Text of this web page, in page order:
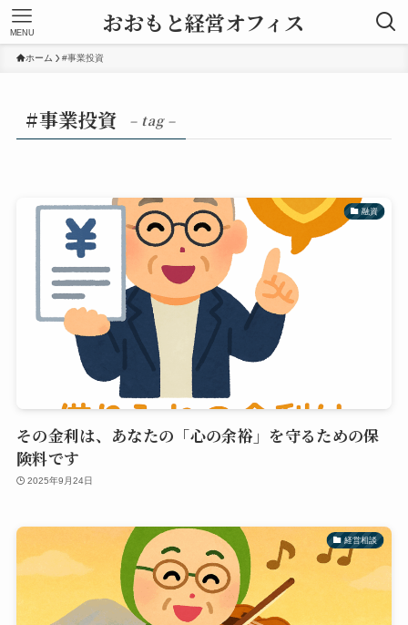
おおもと経営オフィス
MENU
ホーム #事業投資
#事業投資 – tag –
融資
その金利は、あなたの「心の余裕」を守るための保
険料です
2025年9月24日
経営相談